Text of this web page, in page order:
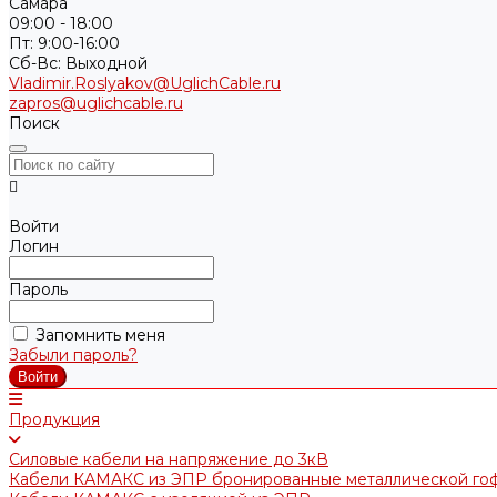
09:00 - 18:00
Пт: 9:00-16:00
Cб-Вс: Выходной
Vladimir.Roslyakov@UglichCable.ru
zapros@uglichcable.ru
Поиск
Войти
Логин
Пароль
Запомнить меня
Забыли пароль?
Продукция
Силовые кабели на напряжение до 3кВ
Кабели КАМАКС из ЭПР бронированные металлической